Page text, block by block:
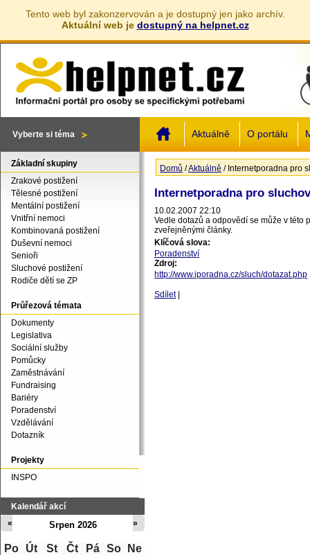
Tento web byl zakonzervován a je dostupný jen jako archív.
Aktuální web je dostupný na helpnet.cz
Vyberte si téma Aktuálně O portálu
Jste zde
Domů /Aktuálně / Internetporadna pro
Internetporadna pro
10.02.2007 22:10
Vedle dotazů a odpovědí se může v této
zveřejněnými články.
Klíčová slova:
Poradenství
Zdroj:
http://www.iporadna.cz/sluch/dotazat.php
Sdílet
Základní skupiny
Zrakové postižení
Tělesné postižení
Mentální postižení
Vnitřní nemoci
Kombinovaná postižení
Duševní nemoci
Senioři
Sluchové postižení
Rodiče dětí se ZP
Průřezová témata
Dokumenty
Legislativa
Sociální služby
Pomůcky
Zaměstnávání
Fundraising
Bariéry
Poradenství
Vzdělávání
Dotazník
Projekty
INSPO
Kalendář akcí
Srpen 2026
« »
Po Út St Čt Pá So
Ne